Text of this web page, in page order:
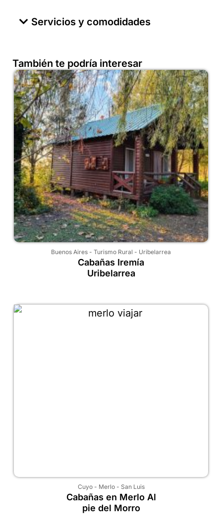
Servicios y comodidades
También te podría interesar
Buenos Aires - Turismo Rural - Uribelarrea
Cabañas Iremía
Uribelarrea
Cuyo- Merlo- San Luis
Cabañas en Merlo Al
pie del Morro